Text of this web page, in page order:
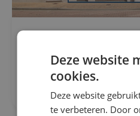
Woning Te koop in
Nieuwstraat 82
8560 Wevelgem
Deze website
cookies.
Deze website
te verbeteren. Door